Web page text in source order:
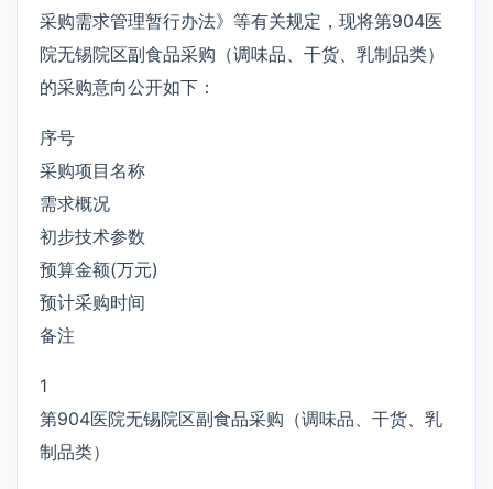
采购需求管理暂行办法》等有关规定，现将第904医
院无锡院区副食品采购（调味品、干货、乳制品类）
的采购意向公开如下：
序号
采购项目名称
需求概况
初步技术参数
预算金额(万元)
预计采购时间
备注
1
第904医院无锡院区副食品采购（调味品、干货、乳
制品类）